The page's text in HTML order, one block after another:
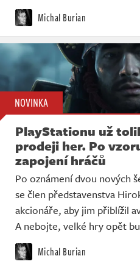
Michal Burian
NOVINKA
PlayStationu už
prodeji her. Po
zapojení hráčů
Po oznámení dvou nových
se člen představenstva
akcionáře, aby jim přiblížil
A nebojte, velké hry opět
Michal Burian